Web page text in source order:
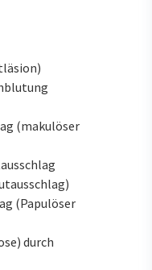
(makulöser
(Papulöser
durch